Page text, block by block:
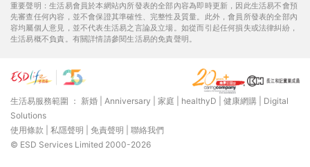
重要聲明：生活易會員於本網站內所發表的全部內容為即時更新，因此生活易不會預
先審查任何內容，並不會保證其準確性、完整性及質量。此外，會員所發表的全部內
容均屬個人意見，並不代表生活易之言論及立場。如從而引起任何損失或法律糾紛，
生活易概不負責。有關詳情請參閱生活易的免責聲明。
生活易服務範圍 ： 新婚 Anniversary 家庭 healthyD 健康網購
Digital
Solutions
使用條款
私隱聲明 免責聲明
聯絡我們
© ESD Services Limited 2000-2026